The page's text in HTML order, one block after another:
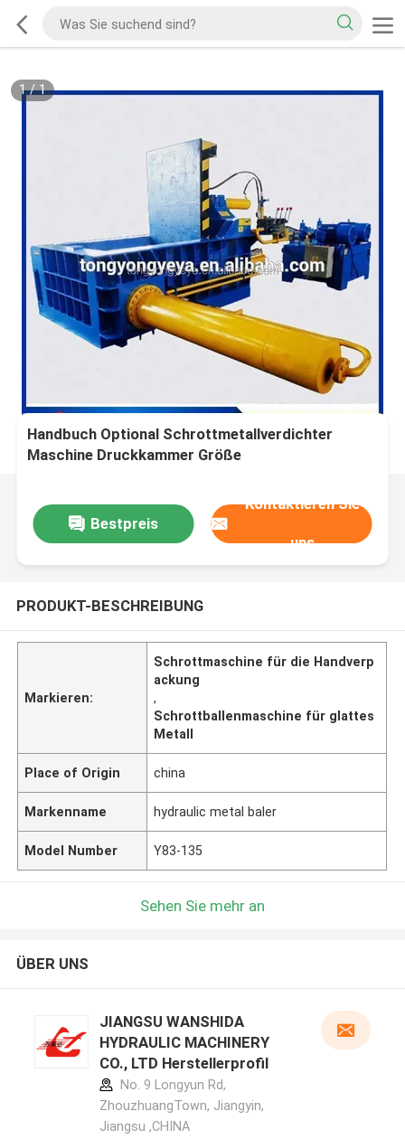
1/1
Handbuch Optional Schrottmetallverdichter
Maschine Druckkammer Größe
Bestpreis
Kontaktieren Sie
uns
PRODUKT-BESCHREIBUNG
Markieren:
Schrottmaschine für die Handverp
ackung
,
Schrottballenmaschine für glattes
Metall
Place of Origin china
Markenname hydraulic metal baler
Model Number Y83-135
Sehen Sie mehr an
ÜBER UNS
JIANGSU WANSHIDA
HYDRAULIC MACHINERY
CO., LTD Herstellerprofil
No. 9 Longyun Rd,
ZhouzhuangTown, Jiangyin,
Jiangsu ,CHINA